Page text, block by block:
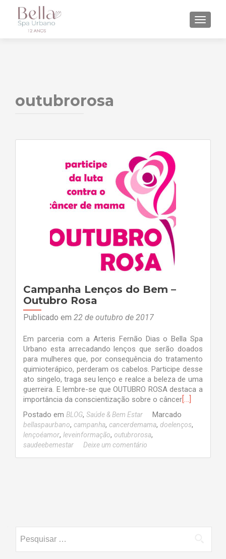
outubrorosa
Campanha Lenços do Bem –
Outubro Rosa
Publicado em 22 de outubro de 2017
Em parceria com a Arteris Fernão Dias o Bella Spa
Urbano esta arrecadando lenços que serão doados
para mulheres que, por consequência do tratamento
quimioterápico, perderam os cabelos. Participe desse
ato singelo, traga seu lenço e realce a beleza de uma
guerreira. E lembre-se que OUTUBRO ROSA destaca a
importância da conscientização sobre o câncer[…]
Postado em BLOG, Saúde & Bem Estar Marcado
bellaspaurbano, campanha, cancerdemama, doelenços,
lençoéamor, leveinformação, outubrorosa,
saudeebemestar Deixe um comentário
por: